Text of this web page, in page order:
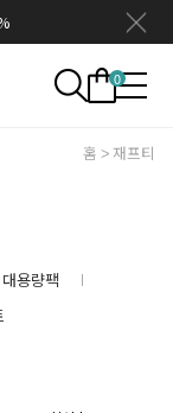
0
홈 재프티
대용량팩